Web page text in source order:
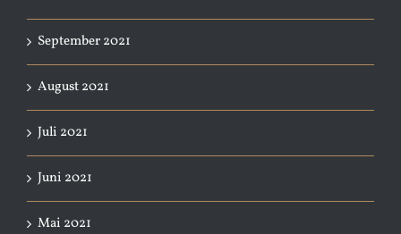
September 2021
August 2021
Juli 2021
Juni 2021
Mai 2021